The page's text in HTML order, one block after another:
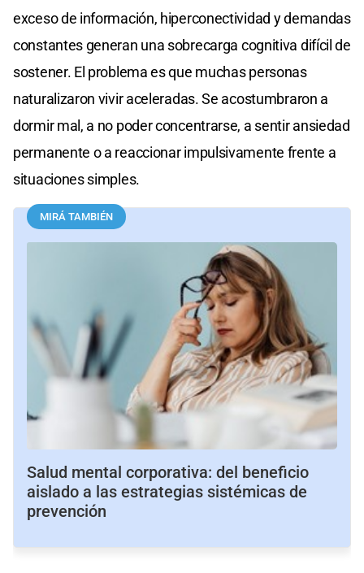
exceso de información, hiperconectividad y demandas
constantes generan una sobrecarga cognitiva difícil de
sostener. El problema es que muchas personas
naturalizaron vivir aceleradas. Se acostumbraron a
dormir mal, a no poder concentrarse, a sentir ansiedad
permanente o a reaccionar impulsivamente frente a
situaciones simples.
MIRÁ TAMBIÉN
Salud mental corporativa: del beneficio
aislado a las estrategias sistémicas de
prevención